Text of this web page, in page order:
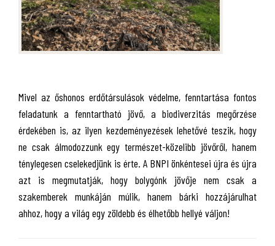
Mivel az őshonos erdőtársulások védelme, fenntartása fontos
feladatunk a fenntartható jövő, a biodiverzitás megőrzése
érdekében is, az ilyen kezdeményezések lehetővé teszik, hogy
ne csak álmodozzunk egy természet-közelibb jövőről, hanem
ténylegesen cselekedjünk is érte. A BNPI önkéntesei újra és újra
azt is megmutatják, hogy bolygónk jövője nem csak a
szakemberek munkáján múlik, hanem bárki hozzájárulhat
ahhoz, hogy a világ egy zöldebb és élhetőbb hellyé váljon!